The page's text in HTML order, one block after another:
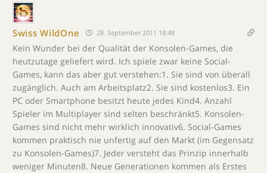
Swiss WildOne 28. September 2011 18:48
Kein Wunder bei der Qualität der Konsolen-Games, die
heutzutage geliefert wird. Ich spiele zwar keine Social-
Games, kann das aber gut verstehen:1. Sie sind von überall
zugänglich. Auch am Arbeitsplatz2. Sie sind kostenlos3. Ein
PC oder Smartphone besitzt heute jedes Kind4. Anzahl
Spieler im Multiplayer sind selten beschränkt5. Konsolen-
Games sind nicht mehr wirklich innovativ6. Social-Games
kommen praktisch nie unfertig auf den Markt (im Gegensatz
zu Konsolen-Games)7. Jeder versteht das Prinzip innerhalb
weniger Minuten8. Neue Generationen kommen als Erstes